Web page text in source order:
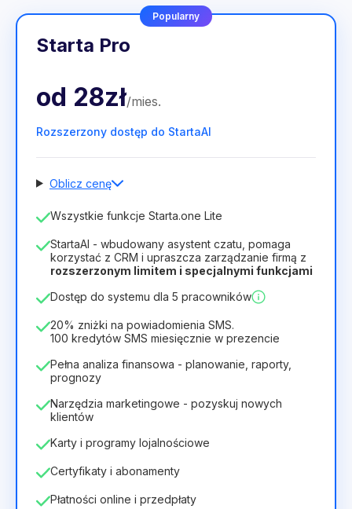
Popularny
Starta Pro
od 28zł/mies.
Rozszerzony dostęp do StartaAI
Oblicz cenę
Liczba pracowników
Czas trwania licencji
12 Months(zniżka -25%) Opłacalny
40zł28zł miesiąc
336zł za 12 Months
Wszystkie funkcje Starta.one Lite
StartaAI - wbudowany asystent czatu, pomaga
korzystać z CRM i upraszcza zarządzanie firmą z
rozszerzonym limitem i specjalnymi funkcjami
Dostęp do systemu dla 5 pracowników
20% zniżki na powiadomienia SMS.
100 kredytów SMS miesięcznie w prezencie
Pełna analiza finansowa - planowanie, raporty,
prognozy
Narzędzia marketingowe - pozyskuj nowych
klientów
Karty i programy lojalnościowe
Certyfikaty i abonamenty
Płatności online i przedpłaty